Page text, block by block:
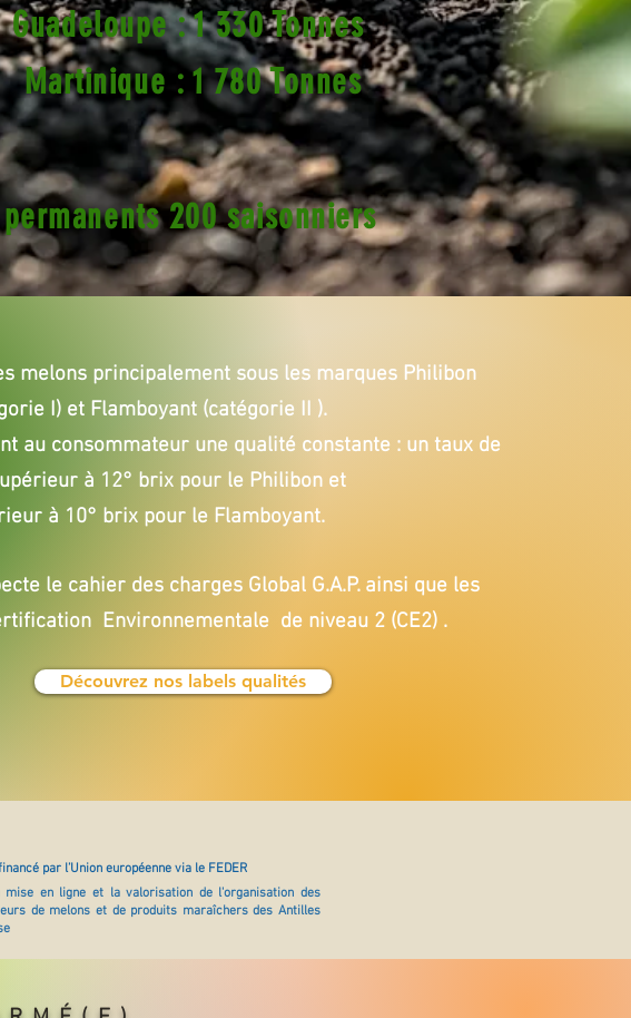
Guadeloupe : 1 330 Tonnes
Martinique : 1 780 Tonnes
200 saisonniers
melons principalement sous les marques Philibon
I) et Flamboyant (catégorie II ).
au consommateur une qualité constante : un taux de
à 12° brix pour le Philibon et
à 10° brix pour le Flamboyant.
le cahier des charges Global G.A.P. ainsi que les
Environnementale de niveau 2 (CE2) .
Découvrez nos labels qualités
par l’Union européenne via le FEDER
mise en ligne et la valorisation de l'organisation des
de melons et de produits maraîchers des Antilles